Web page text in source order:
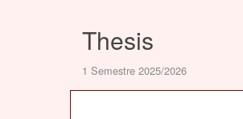
Thesis
1 Semestre 2025/2026